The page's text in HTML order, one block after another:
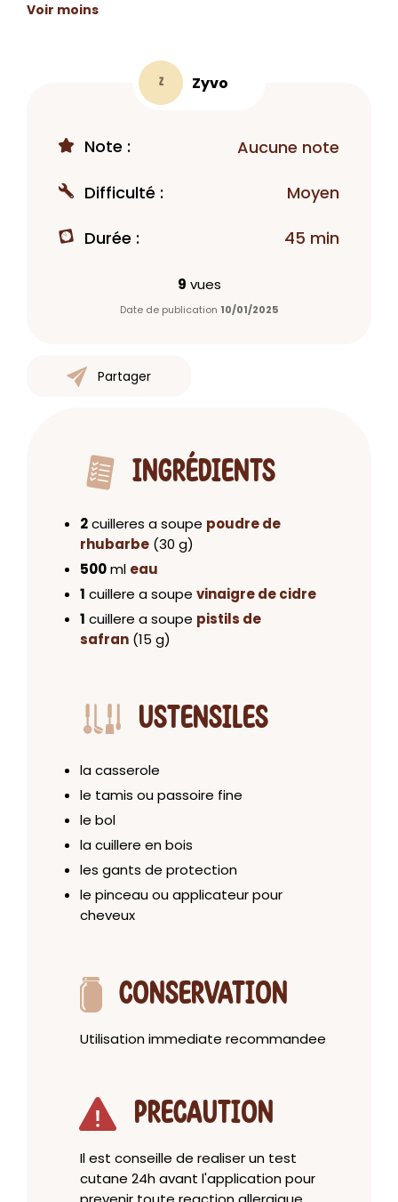
Voir moins
Z Zyvo
Note : Aucune note
Difficulté : Moyen
Durée : 45 min
9 vues
Date de publication 10/01/2025
Partager
INGRÉDIENTS
2cuilleres a soupe poudre de
rhubarbe (30 g)
500ml eau
1 cuillere a soupe vinaigre de cidre
1 cuillere a soupe pistils de
safran (15 g)
USTENSILES
la casserole
le tamis ou passoire fine
le bol
la cuillere en bois
les gants de protection
le pinceau ou applicateur pour
cheveux
CONSERVATION
Utilisation immediate recommandee
PRECAUTION
Il est conseille de realiser un test
cutane 24h avant l'application pour